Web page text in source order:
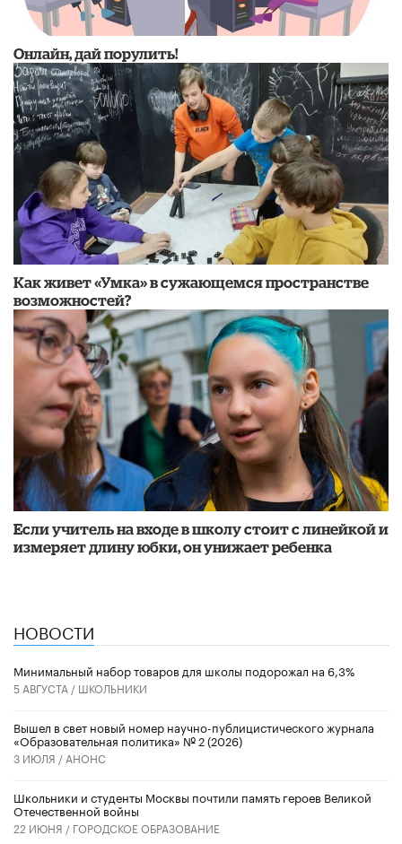
Онлайн, дай порулить!
Как живет «Умка» в сужающемся пространстве
возможностей?
Если учитель на входе в школу стоит с линейкой и
измеряет длину юбки, он унижает ребенка
НОВОСТИ
Минимальный набор товаров для школы подорожал на 6,3%
5 АВГУСТА / ШКОЛЬНИКИ
Вышел в свет новый номер научно-публицистического журнала
«Образовательная политика» № 2 (2026)
3 ИЮЛЯ / АНОНС
Школьники и студенты Москвы почтили память героев Великой
Отечественной войны
22 ИЮНЯ / ГОРОДСКОЕ ОБРАЗОВАНИЕ